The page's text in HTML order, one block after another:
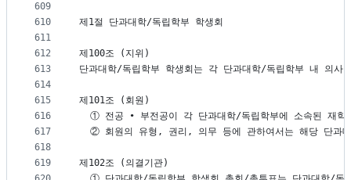
609
610
611
612
613
614
615
616
617
618
619
제1절 단과대학/독립학부 학생회
제100조 (지위)
단과대학/독립학부 학생회는 각 단과대학/독립학부 내 의사
제101조 (회원)
① 전공 ∙ 부전공이 각 단과대학/독립학부에 소속된 재학
② 회원의 유형, 권리, 의무 등에 관하여서는 해당 단과
제102조 (의결기관)